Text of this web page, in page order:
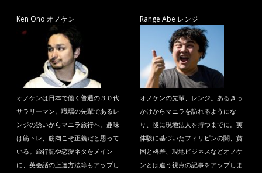
Ken Ono オノケン
オノケンは日本で働く普通の３０代
サラリーマン。職場の先輩であるレ
ンジの誘いからマニラ旅行へ。趣味
は筋トレ、筋肉こそ正義だと思って
いる。旅行記や恋愛ネタをメイン
に、英会話の上達方法等もアップし
Range Abe レンジ
オノケンの先輩、レンジ。あるきっ
かけからマニラを訪れるようにな
り、後に現地法人を持つまでに。実
体験に基づいたフィリピンの闇、貧
困と格差、現地ビジネスなどオノケ
ンとは違う視点の記事をアップしま